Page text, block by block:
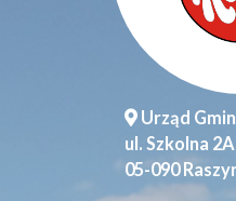
Urząd
ul. Szkolna 2A
05-090